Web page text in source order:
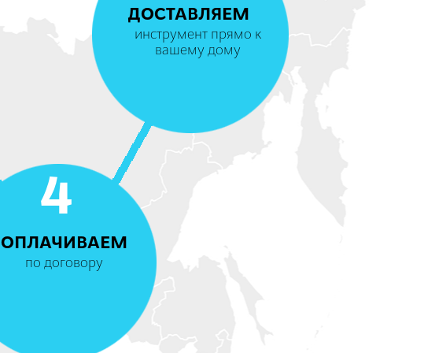
ДОСТАВЛЯЕМ
инструмент прямо к
вашему дому
4
ОПЛАЧИВАЕМ
по договору